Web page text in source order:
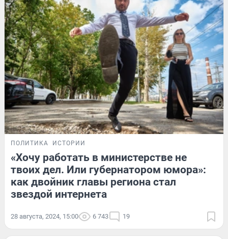
ПОЛИТИКА ИСТОРИИ
«Хочу работать в министерстве не
твоих дел. Или губернатором юмора»:
как двойник главы региона стал
звездой интернета
28 августа, 2024, 15:00 6 743 19